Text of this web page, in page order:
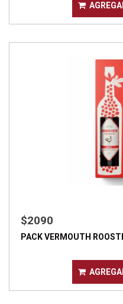
$2090
PACK VERMOUTH